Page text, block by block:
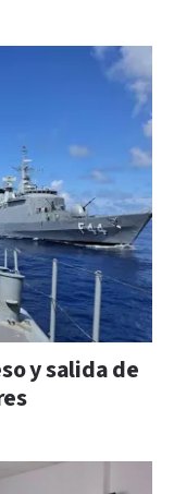
y salida de